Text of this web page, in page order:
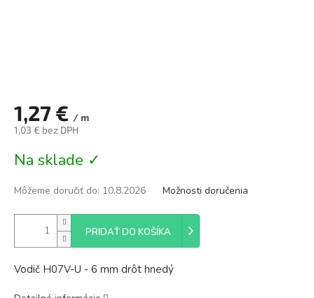
1,27 € / m
1,03 € bez DPH
cena:
Na sklade ✓
Môžeme doručiť do: 10.8.2026 Možnosti doručenia
PRIDAŤ DO KOŠÍKA
Vodič H07V-U - 6 mm drôt hnedý